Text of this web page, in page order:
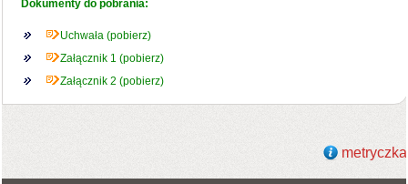
Dokumenty do pobrania:
Uchwała (pobierz)
Załącznik 1 (pobierz)
Załącznik 2 (pobierz)
metryczka